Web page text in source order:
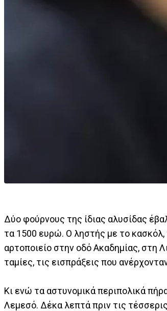
Δύο φούρνους της ίδιας αλυσίδας
τα 1500 ευρώ. Ο ληστής με το κασκόλ,
αρτοποιείο στην οδό Ακαδημίας, στη
ταμίες, τις εισπράξεις που
Κι ενώ τα αστυνομικά περιπολικά
Λεμεσό. Δέκα λεπτά πριν τις